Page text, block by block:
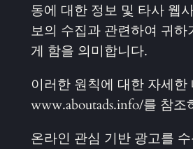
동에 대한 정보 및 타사 웹
보의 수집과 관련하여 귀하
게 함을 의미합니다.
이러한 원칙에 대한 자세한
www.aboutads.info/를 참조
온라인 관심 기반 광고를